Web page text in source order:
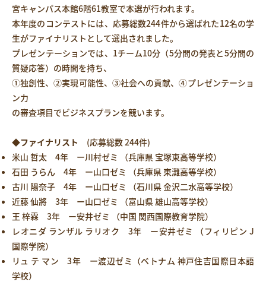
宮キャンパス本館6階61教室で本選が行われます。
本年度のコンテストには、応募総数244件から選ばれた12名の学
生がファイナリストとして選出されました。
プレゼンテーションでは、1チーム10分（5分間の発表と5分間の
質疑応答）の時間を持ち、
①独創性、②実現可能性、③社会への貢献、④プレゼンテーショ
ン力
の審査項目でビジネスプランを競います。
◆ファイナリスト (応募総数 244件)
米山 哲太 4年 ー川村ゼミ （兵庫県 宝塚東高等学校）
石田 うらん 4年 ー山口ゼミ （兵庫県 東灘高等学校）
古川 陽奈子 4年 ー山口ゼミ （石川県 金沢二水高等学校）
近藤 仙將 3年 ー山口ゼミ （富山県 雄山高等学校）
王 梓霖 3年 ー安井ゼミ （中国 関西国際教育学院）
レオニダ ランザル ラリオク 3年 ー安井ゼミ （フィリピン J
国際学院）
リュ テ マン 3年 ー渡辺ゼミ（ベトナム 神戸住吉国際日本語
学校）